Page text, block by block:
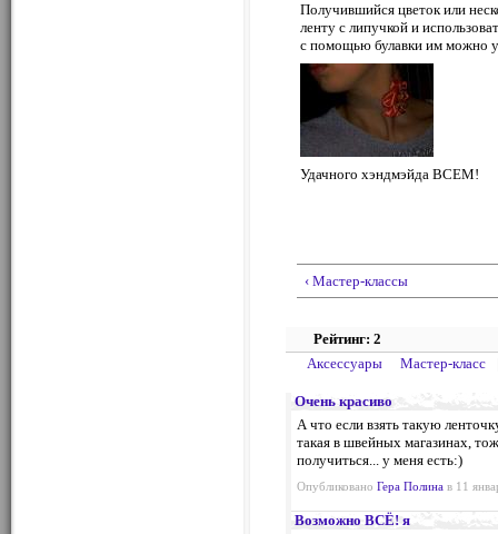
Получившийся цветок или
ленту с липучкой и
с помощью булавки им можно
Удачного хэндмэйда ВСЕМ!
‹ Мастер-классы
Рейтинг: 2
Аксессуары
Мастер-класс
Очень красиво
А что если взять такую
такая в швейных магазинах,
получиться... у меня есть:)
Опубликовано Гера Полина в 11
Возможно ВСЁ! я